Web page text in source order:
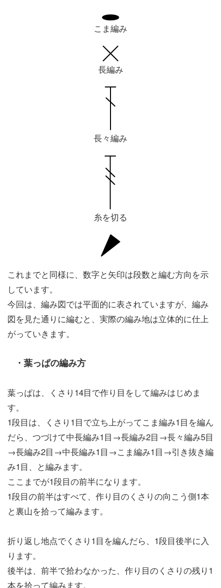
こま編み
長編み
長々編み
糸を切る
これまでと同様に、数字と矢印は段数と編む方向を示
しています。
今回は、編み図では平面的に表されていますが、編み
図を見た通りに編むと、実際の編み地は立体的に仕上
がっていきます。
・葉っぱの編み方
葉っぱは、くさり14目で作り目をして編みはじめま
す。
1段目は、くさり1目で立ち上がってこま編み1目を編ん
だら、つづけて中長編み1目→長編み2目→長々編み5目
→長編み2目→中長編み1目→こま編み1目→引き抜き編
み1目、と編みます。
ここまでが1段目の前半になります。
1段目の前半はすべて、作り目のくさりの向こう側1本
と裏山を拾って編みます。
折り返し地点でくさり1目を編んだら、1段目後半に入
ります。
後半は、前半で拾わなかった、作り目のくさりの残り1
本を拾って編みます。